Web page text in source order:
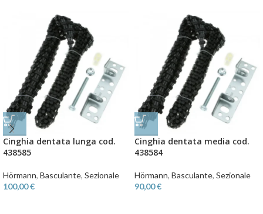
Cinghia dentata lunga cod.
438585
Hörmann, Basculante, Sezionale
100,00€
Cinghia dentata media cod.
438584
Hörmann, Basculante, Sezionale
90,00€